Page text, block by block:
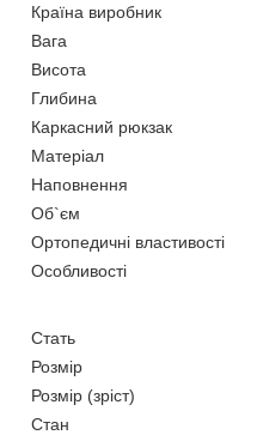
Країна виробник
Вага
Висота
Глибина
Каркасний рюкзак
Матеріал
Наповнення
Об`єм
Ортопедичні властивості
Особливості
Стать
Розмір
Розмір (зріст)
Стан